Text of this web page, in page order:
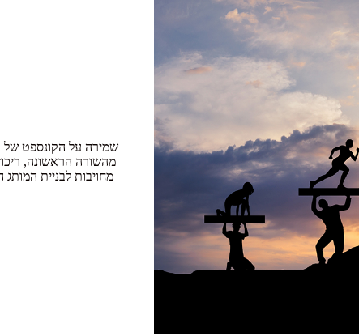
שמירה על הקונספט של
מהשורה הראשונה,
מחויבות לבניית